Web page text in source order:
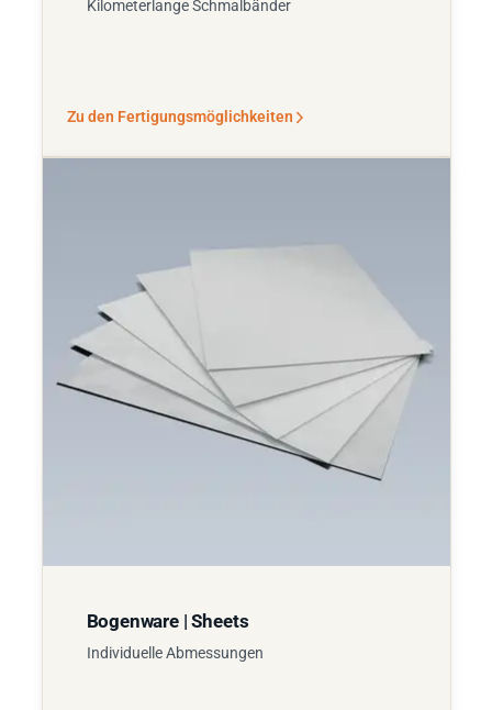
Kilometerlange Schmalbänder
Zu den Fertigungsmöglichkeiten
Bogenware | Sheets
Individuelle Abmessungen